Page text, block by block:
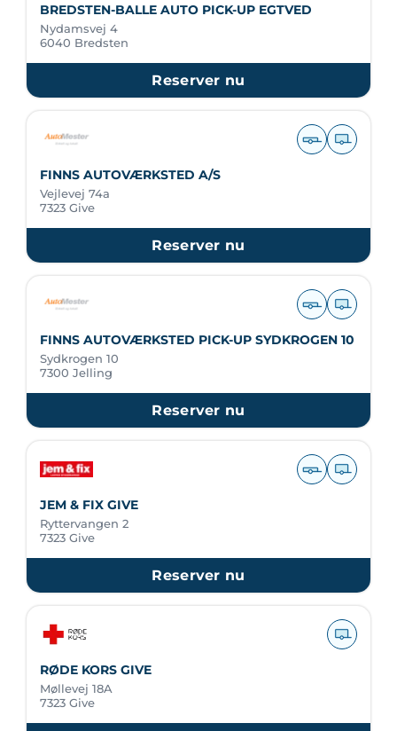
BREDSTEN-BALLE AUTO PICK-UP EGTVED
Nydamsvej 4
6040 Bredsten
Reserver nu
FINNS AUTOVÆRKSTED A/S
Vejlevej 74a
7323 Give
Reserver nu
FINNS AUTOVÆRKSTED PICK-UP SYDKROGEN 10
Sydkrogen 10
7300 Jelling
Reserver nu
JEM & FIX GIVE
Ryttervangen 2
7323 Give
Reserver nu
RØDE KORS GIVE
Møllevej 18A
7323 Give